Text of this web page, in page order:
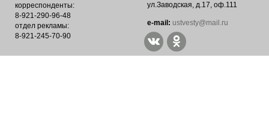
корреспонденты:
8-921-290-96-48
отдел рекламы:
8-921-245-70-90
ул.Заводская, д.17, оф.111
е-mail: ustvesty@mail.ru